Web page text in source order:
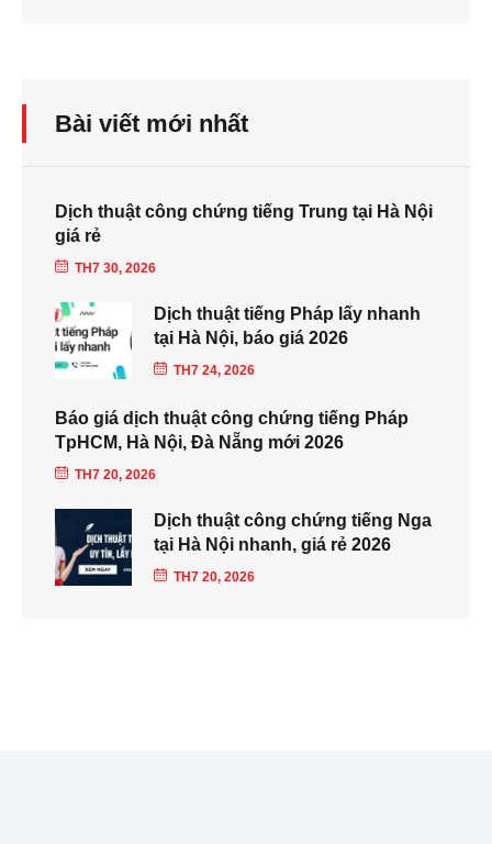
Bài viết mới nhất
Dịch thuật công chứng tiếng Trung tại Hà Nội
giá rẻ
TH7 30, 2026
Dịch thuật tiếng Pháp lấy nhanh
tại Hà Nội, báo giá 2026
TH7 24, 2026
Báo giá dịch thuật công chứng tiếng Pháp
TpHCM, Hà Nội, Đà Nẵng mới 2026
TH7 20, 2026
Dịch thuật công chứng tiếng Nga
tại Hà Nội nhanh, giá rẻ 2026
TH7 20, 2026